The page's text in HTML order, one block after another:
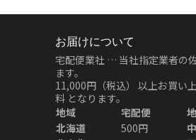
お届けについて
宅配便業社 … 当社指定業者の
ます。
11,000円（税込）
以上お買い
料 となります。
地域
宅配便
北海道
500円